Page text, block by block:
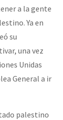
a la gente
Ya en
su
una vez
Unidas
General a ir
palestino